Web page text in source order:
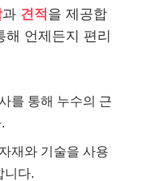
과 견적 을 제공합
해 언제든지 편리
를 통해 누수의 근
재와 기술을 사용
다.